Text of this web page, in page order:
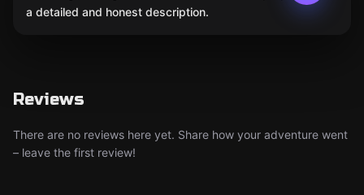
a detailed and honest description.
Reviews
There are no reviews here yet. Share how your adventure went
– leave the first review!